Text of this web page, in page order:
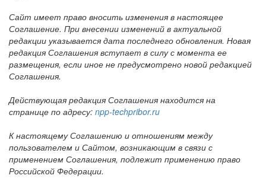
Сайт имеет право вносить изменения в настоящее
Соглашение. При внесении изменений в актуальной
редакции указывается дата последнего обновления. Новая
редакция Соглашения вступает в силу с момента ее
размещения, если иное не предусмотрено новой редакцией
Соглашения.
Действующая редакция Соглашения находится на
странице по адресу: npp-techpribor.ru
К настоящему Соглашению и отношениям между
пользователем и Сайтом, возникающим в связи с
применением Соглашения, подлежит применению право
Российской Федерации.